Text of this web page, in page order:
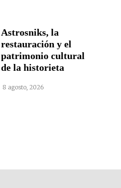
Astrosniks, la
restauración y el
patrimonio cultural
de la historieta
8 agosto, 2026